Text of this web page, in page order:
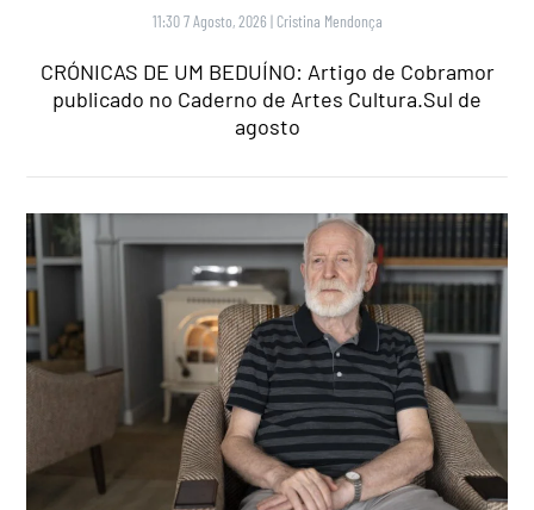
11:30 7 Agosto, 2026 | Cristina Mendonça
CRÓNICAS DE UM BEDUÍNO: Artigo de Cobramor
publicado no Caderno de Artes Cultura.Sul de
agosto